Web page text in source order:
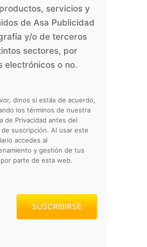
servicios y
de Asa Publicidad
y/o de terceros
sectores, por
electrónicos o no.
dinos si estás de acuerdo,
los términos de nuestra
de Privacidad antes del
suscripción. Al usar este
accedes al
y gestión de tus
parte de esta web.